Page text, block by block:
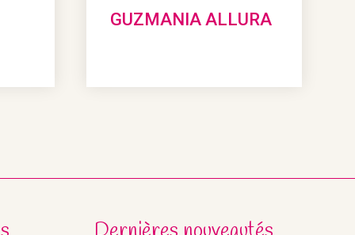
GUZMANIA ALLURA